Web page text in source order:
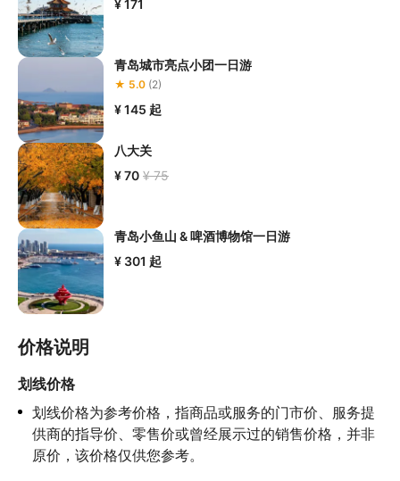
¥ 171
青岛城市亮点小团一日游
★ 5.0 (2)
¥ 145 起
八大关
¥ 70 ¥ 75
青岛小鱼山 & 啤酒博物馆一日游
¥ 301 起
价格说明
划线价格
划线价格为参考价格，指商品或服务的门市价、服务提
供商的指导价、零售价或曾经展示过的销售价格，并非
原价，该价格仅供您参考。